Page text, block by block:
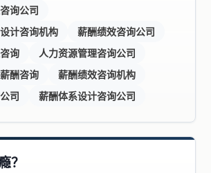
询公司
计咨询机构
薪酬绩效咨询公司
询
人力资源管理咨询公司
薪酬咨询
薪酬绩效咨询机构
司
薪酬体系设计咨询公司
？